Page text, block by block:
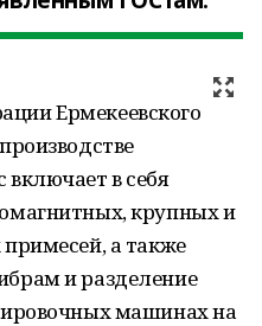
Ермекеевского
включает в себя
крупных и
а также
и разделение
машинах на